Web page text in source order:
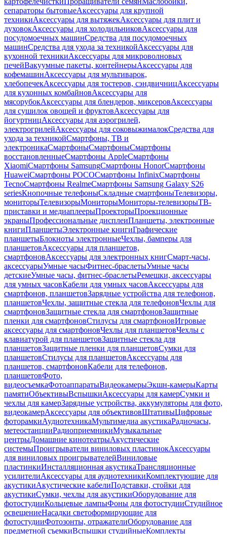
сепараторы бытовыеАксессуары для крупной
техникиАксессуары для вытяжекАксессуары для плит и
духовокАксессуары для холодильниковАксессуары для
посудомоечных машинСредства для посудомоечных
машинСредства для ухода за техникойАксессуары для
кухонной техникиАксессуары для микроволновых
печейВакуумные пакеты, контейнерыАксессуары для
кофемашинАксессуары для мультиварок,
хлебопечекАксессуары для тостеров, сэндвичницАксессуары
для кухонных комбайновАксессуары для
мясорубокАксессуары для блендеров, миксеровАксессуары
для сушилок овощей и фруктовАксессуары для
йогуртницАксессуары для аэрогрилей,
электрогрилейАксессуары для соковыжималокСредства для
ухода за техникойСмартфоны, ТВ и
электроникаСмартфоныСмартфоныСмартфоны
восстановленныеСмартфоны AppleСмартфоны
XiaomiСмартфоны SamsungСмартфоны HonorСмартфоны
HuaweiСмартфоны POCOСмартфоны InfinixСмартфоны
TecnoСмартфоны RealmeСмартфоны Samsung Galaxy S26
seriesКнопочные телефоныСкладные смартфоныТелевизоры,
мониторыТелевизорыМониторыМониторы-телевизорыТВ-
приставки и медиаплеерыПроекторыПроекционные
экраныПрофессиональные дисплеиПланшеты, электронные
книгиПланшетыЭлектронные книгиГрафические
планшетыБлокноты электронныеЧехлы, бамперы для
планшетовАксессуары для планшетов,
смартфоновАксессуары для электронных книгСмарт-часы,
аксессуарыУмные часыФитнес-браслетыУмные часы
детскиеУмные часы, фитнес-браслетыРемешки, аксессуары
для умных часовКабели для умных часовАксессуары для
смартфонов, планшетовЗарядные устройства для телефонов,
планшетовЧехлы, защитные стекла для телефоновЧехлы для
смартфоновЗащитные стекла для смартфоновЗащитные
пленки для смартфоновСтилусы для смартфоновИгровые
аксессуары для смартфоновЧехлы для планшетовЧехлы с
клавиатурой для планшетовЗащитные стекла для
планшетовЗащитные пленки для планшетовСумки для
планшетовСтилусы для планшетовАксессуары для
планшетов, смартфоновКабели для телефонов,
планшетовФото,
видеосъемкаФотоаппаратыВидеокамерыЭкшн-камерыКарты
памятиОбъективыВспышкиАксессуары для камерСумки и
чехлы для камерЗарядные устройства, аккумуляторы для фото,
видеокамерАксессуары для объективовШтативыЦифровые
фоторамкиАудиотехникаМультимедиа акустикаРадиочасы,
метеостанцииРадиоприемникиМузыкальные
центрыДомашние кинотеатрыАкустические
системыПроигрыватели виниловых пластинокАксессуары
для виниловых проигрывателейВиниловые
пластинкиИнсталляционная акустикаТрансляционные
усилителиАксессуары для аудиотехникиКомплектующие для
акустикиАкустические кабелиПодставки, стойки для
акустикиСумки, чехлы для акустикиОборудование для
фотостудииКольцевые лампыФоны для фотостудииСтудийное
освещениеНасадки светоформирующие для
фотостудииФотозонты, отражателиОборудование для
предметной съемкиВспышки студийныеКомплекты